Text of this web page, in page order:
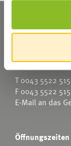
Sägenplatz 1
Österreich
T0043 5522
F 0043 5522
E-Mail an das